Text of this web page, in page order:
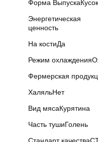
Форма ВыпускаКусок
Энергетическая
ценность
На костиДа
Режим охлаждения
Фермерская
ХаляльНет
Вид мясаКурятина
Часть тушиГолень